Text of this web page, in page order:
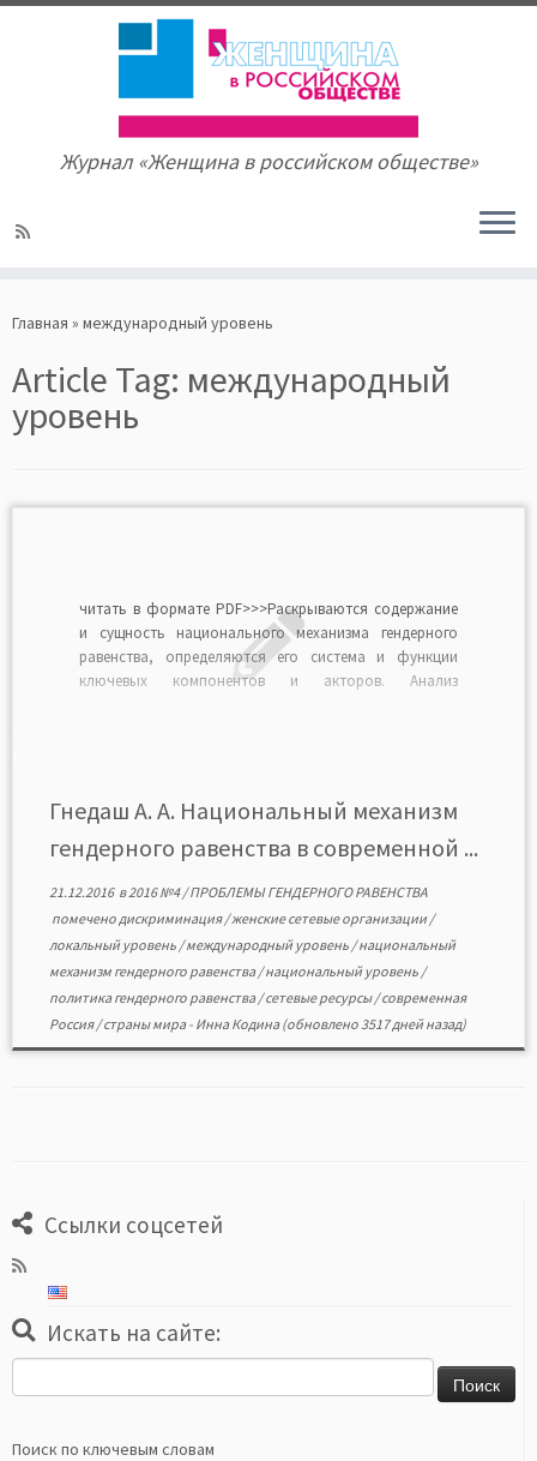
to
Журнал «Женщина в российском обществе»
Главная » международный уровень
Article Tag: международный
уровень
читать в формате PDF>>>Раскрываются содержание
и сущность национального механизма гендерного
равенства, определяются его система и функции
ключевых компонентов и акторов. Анализ
национального механизма приводит к
институционализации гендерного равенства во […]
Гнедаш А. А. Национальный механизм
гендерного равенства в современной ...
21.12.2016в2016 №4/ПРОБЛЕМЫ ГЕНДЕРНОГО РАВЕНСТВА
помеченодискриминация/женские сетевые организации /
локальный уровень /международный уровень /национальный
механизм гендерного равенства/национальный уровень /
политика гендерного равенства/сетевые ресурсы/современная
Россия/страны мира- Инна Кодина(обновлено 3517 дней назад)
Ссылки соцсетей
Искать на сайте:
Поиск по ключевым словам